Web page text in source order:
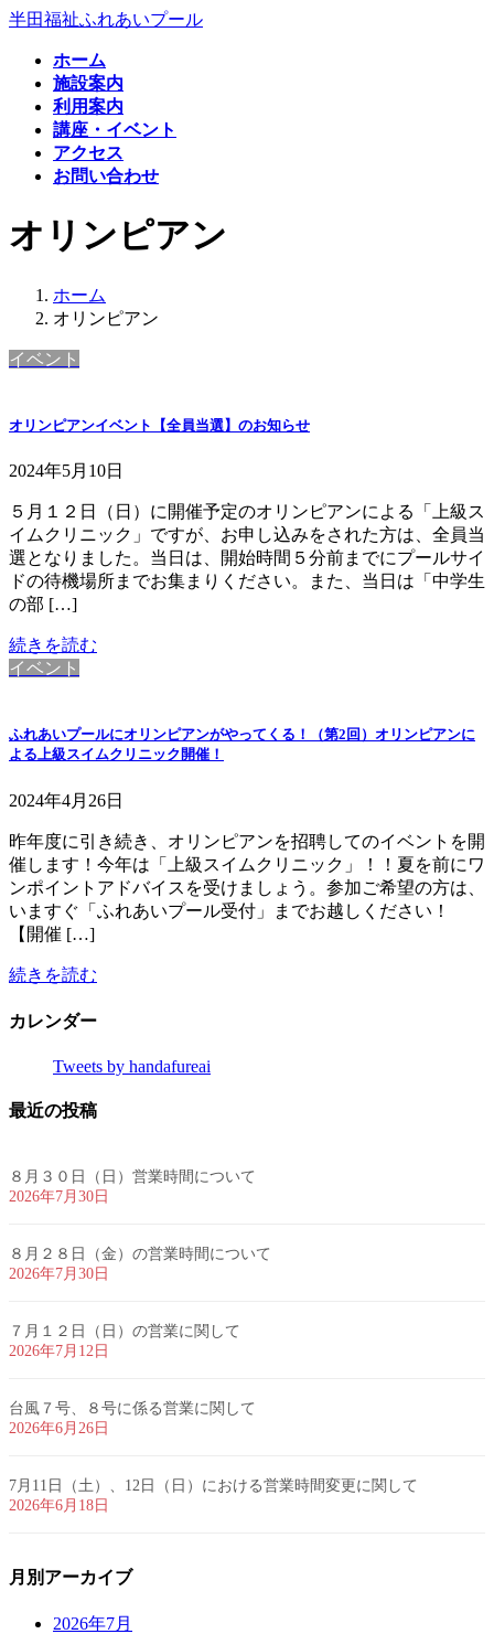
コ
プ
ナ
動
半田福祉ふれあいプール
ホーム
施設案内
利用案内
講座・イベント
アクセス
お問い合わせ
オリンピアン
ホーム
オリンピアン
イベント
オリンピアンイベント【全員当選】のお知らせ
2024年5月10日
５月１２日（日）に開催予定のオリンピアンによる「上級ス
イムクリニック」ですが、お申し込みをされた方は、全員当
選となりました。当日は、開始時間５分前までにプールサイ
ドの待機場所までお集まりください。また、当日は「中学生
の部 […]
続きを読む
イベント
ふれあいプールにオリンピアンがやってくる！（第2回）オリンピアンに
よる上級スイムクリニック開催！
2024年4月26日
昨年度に引き続き、オリンピアンを招聘してのイベントを開
催します！今年は「上級スイムクリニック」！！夏を前にワ
ンポイントアドバイスを受けましょう。参加ご希望の方は、
いますぐ「ふれあいプール受付」までお越しください！
【開催 […]
続きを読む
カレンダー
Tweets by handafureai
最近の投稿
８月３０日（日）営業時間について
2026年7月30日
８月２８日（金）の営業時間について
2026年7月30日
７月１２日（日）の営業に関して
2026年7月12日
台風７号、８号に係る営業に関して
2026年6月26日
7月11日（土）、12日（日）における営業時間変更に関して
2026年6月18日
月別アーカイブ
2026年7月